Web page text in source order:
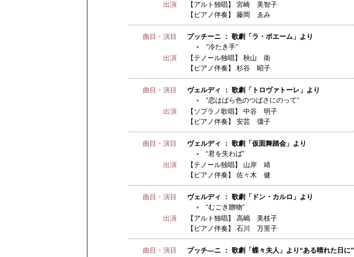
出演
【アルト独唱】 宮崎 美智子
【ピアノ伴奏】 藤岡 ゑみ
曲目・演目
プッチーニ ： 歌劇「ラ・ボエーム」より
“冷たき手”
出演
【テノール独唱】 秋山 衛
【ピアノ伴奏】 杉谷 昭子
曲目・演目
ヴェルディ ： 歌劇「トロヴァトーレ」より
“恋はばら色のつばさにのって”
出演
【ソプラノ歌唱】 中谷 明子
【ピアノ伴奏】 安芸 彊子
曲目・演目
ヴェルディ ： 歌劇「仮面舞踏会」より
“君を失わば”
出演
【テノール独唱】 山岸 靖
【ピアノ伴奏】 佐々木 健
曲目・演目
ヴェルディ ： 歌劇「ドン・カルロ」より
“むごき贈物”
出演
【アルト独唱】 高嶋 美枝子
【ピアノ伴奏】 石川 万里子
曲目・演目
プッチ―ニ ： 歌劇「蝶々夫人」より“ある晴れた日に”